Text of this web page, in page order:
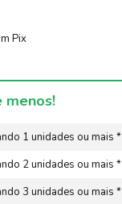
Pix
menos!
1 unidades ou mais *
2 unidades ou mais *
3 unidades ou mais *